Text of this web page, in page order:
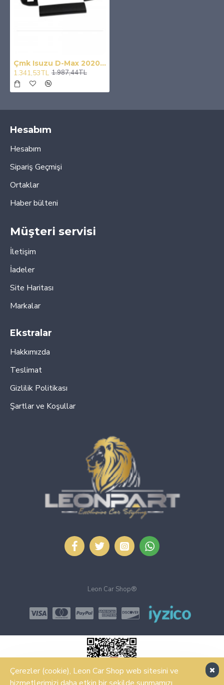
Çmk Isuzu D-Max 2020+ Bagaj Açma Kaplama
1.341,53TL 1.987,44TL
Hesabım
Hesabım
Sipariş Geçmişi
Ortaklar
Haber bülteni
Müşteri servisi
İletişim
İadeler
Site Haritası
Markalar
Ekstralar
Hakkımızda
Teslimat
Gizlilik Politikası
Şartlar ve Koşullar
Leon Car Shop®
Çerezler (cookie), Leon Car Shop web sitesini ve